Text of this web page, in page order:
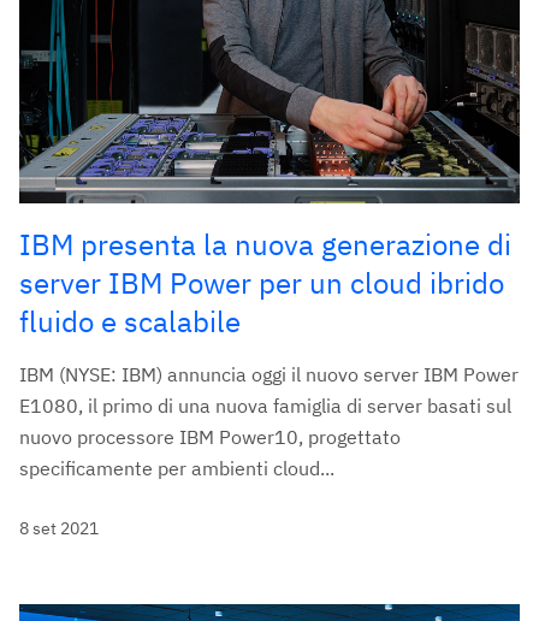
IBM presenta la nuova generazione di
server IBM Power per un cloud ibrido
fluido e scalabile
IBM (NYSE: IBM) annuncia oggi il nuovo server IBM Power
E1080, il primo di una nuova famiglia di server basati sul
nuovo processore IBM Power10, progettato
specificamente per ambienti cloud...
8 set 2021